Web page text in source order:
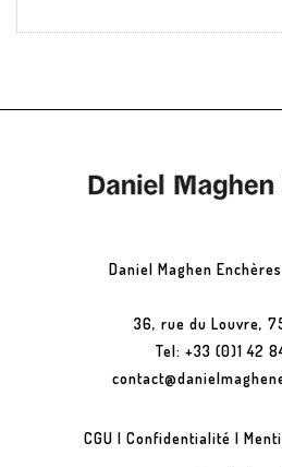
Daniel Maghen
36, rue du Louvre,
Tel: +33 (0)1 42
CGU | Confidentialité |